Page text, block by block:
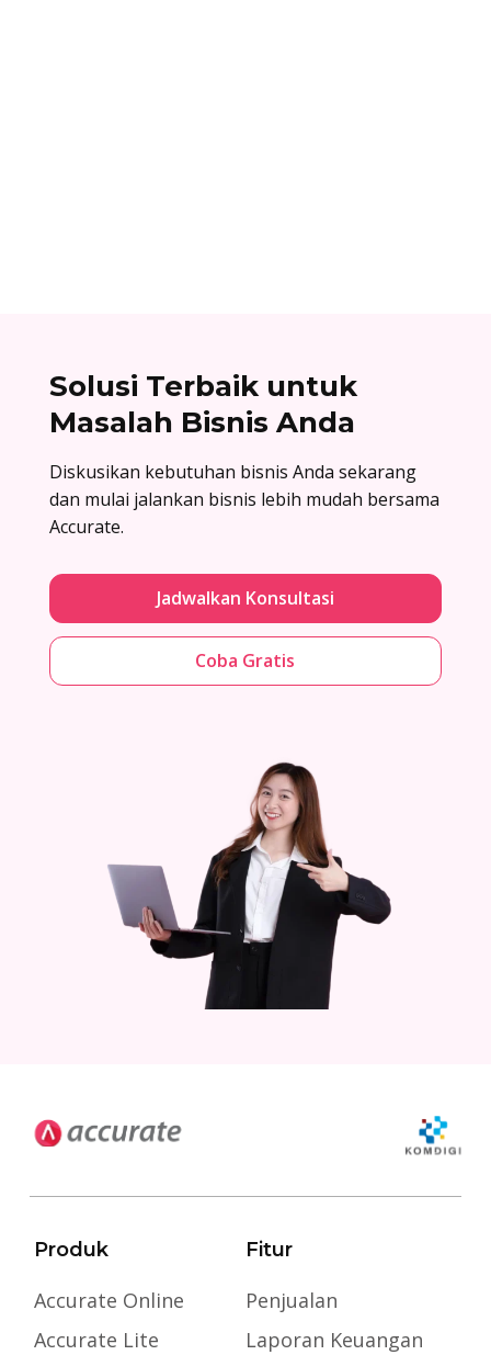
Solusi Terbaik untuk
Masalah Bisnis Anda
Diskusikan kebutuhan bisnis Anda sekarang
dan mulai jalankan bisnis lebih mudah bersama
Accurate.
Jadwalkan Konsultasi
Coba Gratis
Produk
Accurate Online
Accurate Lite
Fitur
Penjualan
Laporan Keuangan